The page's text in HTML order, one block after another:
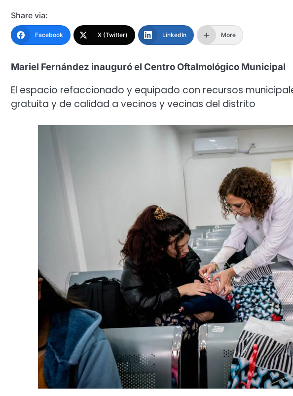
Share via:
Facebook X (Twitter) LinkedIn More
Mariel Fernández inauguró el Centro Oftalmológico Municipal
El espacio refaccionado y equipado con recursos
gratuita y de calidad a vecinos y vecinas del distrito